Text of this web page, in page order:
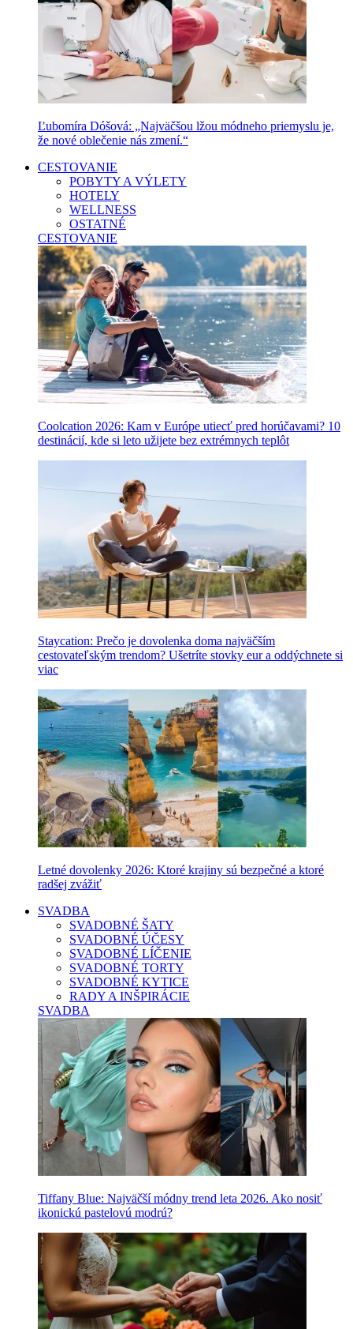
Ľubomíra Dóšová: „Najväčšou lžou módneho priemyslu je,
že nové oblečenie nás zmení.“
CESTOVANIE
POBYTY A VÝLETY
HOTELY
WELLNESS
OSTATNÉ
CESTOVANIE
Coolcation 2026: Kam v Európe utiecť pred horúčavami? 10
destinácií, kde si leto užijete bez extrémnych teplôt
Staycation: Prečo je dovolenka doma najväčším
cestovateľským trendom? Ušetríte stovky eur a oddýchnete si
viac
Letné dovolenky 2026: Ktoré krajiny sú bezpečné a ktoré
radšej zvážiť
SVADBA
SVADOBNÉ ŠATY
SVADOBNÉ ÚČESY
SVADOBNÉ LÍČENIE
SVADOBNÉ TORTY
SVADOBNÉ KYTICE
RADY A INŠPIRÁCIE
SVADBA
Tiffany Blue: Najväčší módny trend leta 2026. Ako nosiť
ikonickú pastelovú modrú?